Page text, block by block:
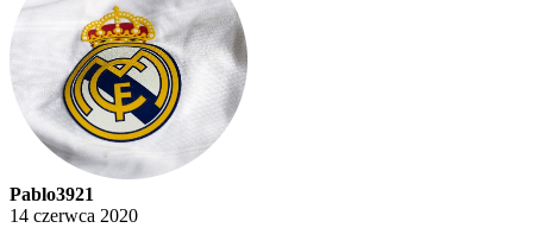
Pablo3921
14 czerwca 2020